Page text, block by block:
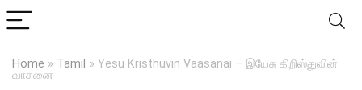
Home » Tamil » Yesu Kristhuvin Vaasanai – இயேசு கிறிஸ்துவின்
வாசனை